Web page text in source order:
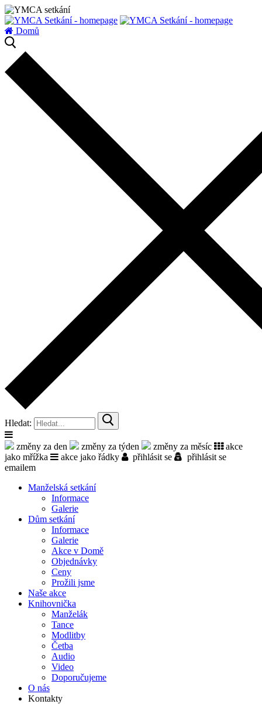
Domů
Hledat:
změny za den změny za týden změny za měsíc
akce
jako mřížka
akce jako řádky přihlásit se
přihlásit se
emailem
Manželská setkání
Informace
Galerie
Dům setkání
Informace
Galerie
Akce v Domě
Objed­návky
Ceny
Prožili jsme
Naše akce
Knihov­nička
Manželák
Tance
Modlitby
Četba
Audio
Video
Doporu­čujeme
O nás
Kontakty
zatížení serveru